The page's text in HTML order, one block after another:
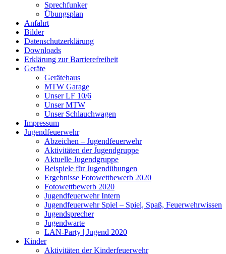
Sprechfunker
Übungsplan
Anfahrt
Bilder
Datenschutzerklärung
Downloads
Erklärung zur Barriere­frei­heit
Geräte
Gerätehaus
MTW Garage
Unser LF 10/6
Unser MTW
Unser Schlauchwagen
Impressum
Jugendfeuerwehr
Abzeichen – Jugendfeuerwehr
Aktivitäten der Jugendgruppe
Aktuelle Jugendgruppe
Beispiele für Jugendübungen
Ergebnisse Fotowettbewerb 2020
Fotowettbewerb 2020
Jugendfeuerwehr Intern
Jugendfeuerwehr Spiel – Spiel, Spaß, Feuerwehrwissen
Jugendsprecher
Jugendwarte
LAN-Party | Jugend 2020
Kinder
Aktivitäten der Kinderfeuerwehr